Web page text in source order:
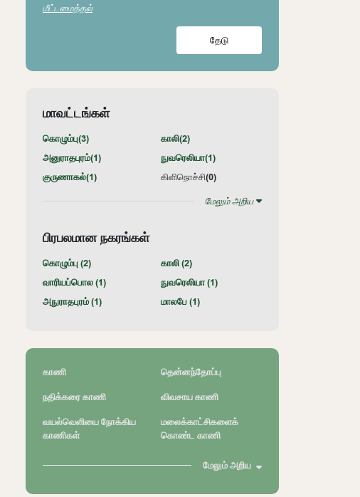
மீட்டமைத்தல்
தேடு
மாவட்டங்கள்
கொழும்பு(3) காலி(2)
அனுராதபுரம்(1) நுவரெலியா(1)
குருணாகல்(1) கிளிநொச்சி(0)
மேலும் அறிய
பிரபலமான நகரங்கள்
கொழும்பு (2) காலி (2)
வாரியப்பொல (1) நுவரெலியா (1)
அநுராதபுரம் (1) மாலபே (1)
காணி
தென்னந்தோப்பு
நதிக்கரை காணி
விவசாய காணி
வயல்வெளியை நோக்கிய
காணிகள்
மலைக்காட்சிகளைக்
கொண்ட காணி
மேலும் அறிய